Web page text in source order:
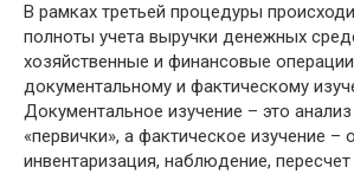
В рамках третьей процедуры
полноты учета выручки денежных
хозяйственные и финансовые
документальному и фактическому
Документальное изучение – это
«первички», а фактическое изучение –
инвентаризация, наблюдение,